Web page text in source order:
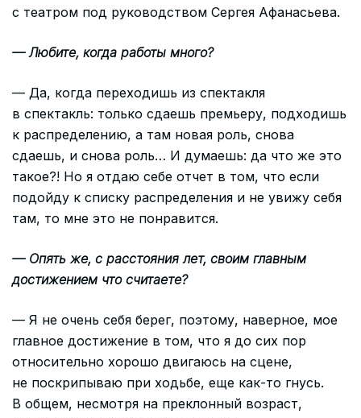
с театром под руководством Сергея Афанасьева.
— Любите, когда работы много?
— Да, когда переходишь из спектакля
в спектакль: только сдаешь премьеру, подходишь
к распределению, а там новая роль, снова
сдаешь, и снова роль… И думаешь: да что же это
такое?! Но я отдаю себе отчет в том, что если
подойду к списку распределения и не увижу себя
там, то мне это не понравится.
— Опять же, с расстояния лет, своим главным
достижением что считаете?
— Я не очень себя берег, поэтому, наверное, мое
главное достижение в том, что я до сих пор
относительно хорошо двигаюсь на сцене,
не поскрипываю при ходьбе, еще как-то гнусь.
В общем, несмотря на преклонный возраст,